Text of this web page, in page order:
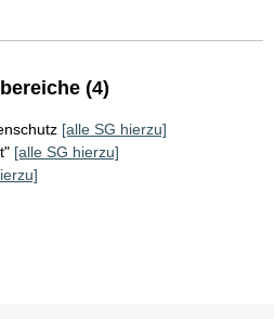
(4)
[alle SG hierzu]
[alle SG hierzu]